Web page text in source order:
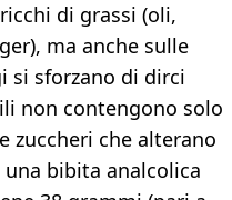
di grassi (oli,
ma anche sulle
si sforzano di dirci
non contengono solo
zuccheri che alterano
bibita analcolica